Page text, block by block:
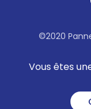
©2020
Vous êtes